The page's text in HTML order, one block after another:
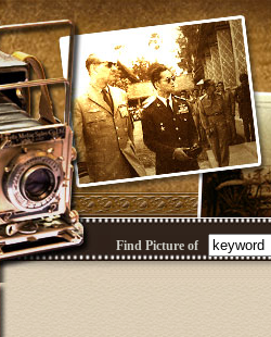
Find Picture of